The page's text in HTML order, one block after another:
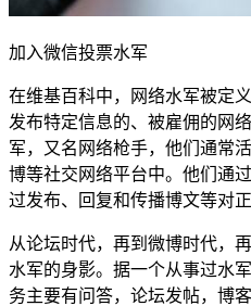
加入微信投票水军
在维基百科中，网络水军被定
发布特定信息的、被雇佣的网
军，又名网络枪手，他们通常
博等社交网络平台中。他们通
过发布、回复和传播博文等对
从论坛时代，再到微博时代，
水军的身影。据一个从事过水
务主要有问答，论坛发帖，博